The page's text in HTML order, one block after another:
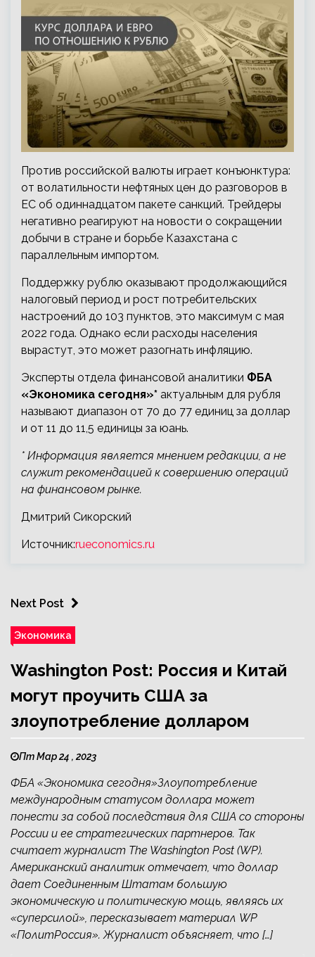
Против российской валюты играет конъюнктура:
от волатильности нефтяных цен до разговоров в
ЕС об одиннадцатом пакете санкций. Трейдеры
негативно реагируют на новости о сокращении
добычи в стране и борьбе Казахстана с
параллельным импортом.
Поддержку рублю оказывают продолжающийся
налоговый период и рост потребительских
настроений до 103 пунктов, это максимум с мая
2022 года. Однако если расходы населения
вырастут, это может разогнать инфляцию.
Эксперты отдела финансовой аналитики ФБА
«Экономика сегодня»* актуальным для рубля
называют диапазон от 70 до 77 единиц за доллар
и от 11 до 11,5 единицы за юань.
* Информация является мнением редакции, а не
служит рекомендацией к совершению операций
на финансовом рынке.
Дмитрий Сикорский
Источник:rueconomics.ru
Next Post
Экономика
Washington Post: Россия и Китай
могут проучить США за
злоупотребление долларом
Пт Мар 24 , 2023
ФБА «Экономика сегодня»Злоупотребление
международным статусом доллара может
понести за собой последствия для США со стороны
России и ее стратегических партнеров. Так
считает журналист The Washington Post (WP).
Американский аналитик отмечает, что доллар
дает Соединенным Штатам большую
экономическую и политическую мощь, являясь их
«суперсилой», пересказывает материал WP
«ПолитРоссия». Журналист объясняет, что […]